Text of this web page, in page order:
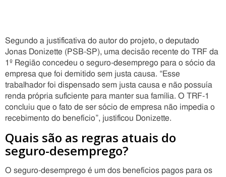
Segundo a justificativa do autor do projeto, o deputado
Jonas Donizette (PSB-SP), uma decisão recente do TRF da
1º Região concedeu o seguro-desemprego para o sócio da
empresa que foi demitido sem justa causa. “Esse
trabalhador foi dispensado sem justa causa e não possuía
renda própria suficiente para manter sua família. O TRF-1
concluiu que o fato de ser sócio de empresa não impedia o
recebimento do benefício”, justificou Donizette.
Quais são as regras atuais do
seguro-desemprego?
O seguro-desemprego é um dos benefícios pagos para os